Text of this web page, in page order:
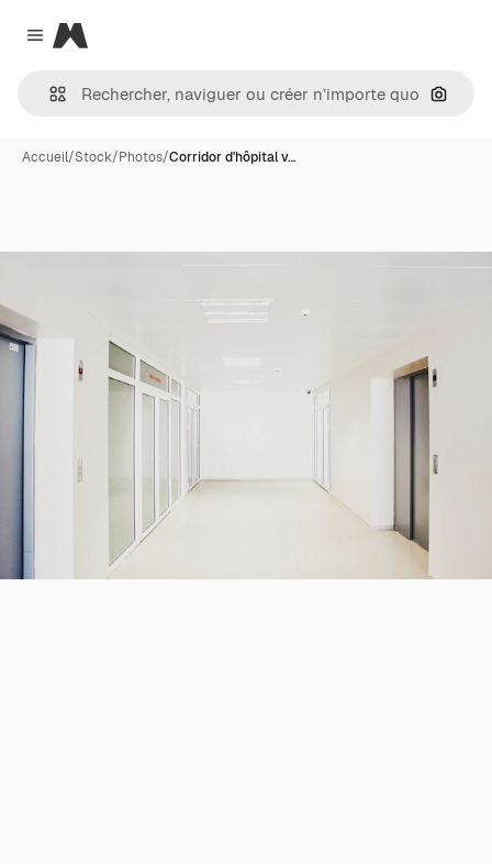
Close menu
Magnific
Accueil/Stock/Photos/Corridor d'hôpital v…